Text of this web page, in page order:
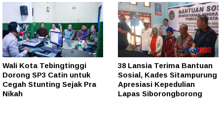
Wali Kota Tebingtinggi
Dorong SP3 Catin untuk
Cegah Stunting Sejak Pra
Nikah
38 Lansia Terima Bantuan
Sosial, Kades Sitampurung
Apresiasi Kepedulian
Lapas Siborongborong